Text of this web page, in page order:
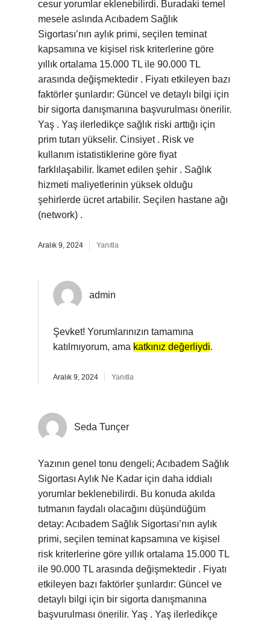
cesur yorumlar eklenebilirdi. Buradaki temel
mesele aslında Acıbadem Sağlık
Sigortası’nın aylık primi, seçilen teminat
kapsamına ve kişisel risk kriterlerine göre
yıllık ortalama 15.000 TL ile 90.000 TL
arasında değişmektedir . Fiyatı etkileyen bazı
faktörler şunlardır: Güncel ve detaylı bilgi için
bir sigorta danışmanına başvurulması önerilir.
Yaş . Yaş ilerledikçe sağlık riski arttığı için
prim tutarı yükselir. Cinsiyet . Risk ve
kullanım istatistiklerine göre fiyat
farklılaşabilir. İkamet edilen şehir . Sağlık
hizmeti maliyetlerinin yüksek olduğu
şehirlerde ücret artabilir. Seçilen hastane ağı
(network) .
Aralık 9, 2024 Yanıtla
admin
Şevket! Yorumlarınızın tamamına
katılmıyorum, ama katkınız değerliydi.
Aralık 9, 2024 Yanıtla
Seda Tunçer
Yazının genel tonu dengeli; Acıbadem Sağlık
Sigortası Aylık Ne Kadar için daha iddialı
yorumlar beklenebilirdi. Bu konuda akılda
tutmanın faydalı olacağını düşündüğüm
detay: Acıbadem Sağlık Sigortası’nın aylık
primi, seçilen teminat kapsamına ve kişisel
risk kriterlerine göre yıllık ortalama 15.000 TL
ile 90.000 TL arasında değişmektedir . Fiyatı
etkileyen bazı faktörler şunlardır: Güncel ve
detaylı bilgi için bir sigorta danışmanına
başvurulması önerilir. Yaş . Yaş ilerledikçe